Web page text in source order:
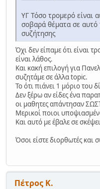
ΥΓ Τόσο τρομερό είναι
σοβαρά θέματα σε αυτό
συζήτησης
Όχι δεν είπαμε ότι είναι
είναι λάθος.
Και κακή επιλογή για
συζητάμε σε άλλα topic.
Το ότι πιάνει 1 μόριο του
Δεν ξέρω αν είδες ένα
οι μαθητες απάντησαν
Μερικοί ποιοι
Και αυτό με έβαλε σε
Όσοι είστε διορθωτές και
Πέτρος Κ.